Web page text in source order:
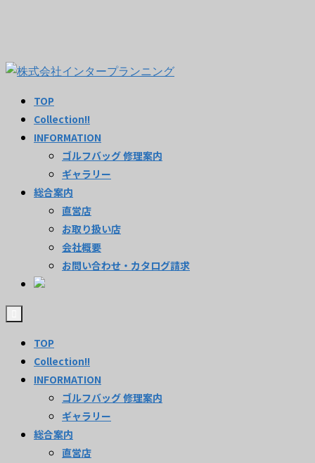
TOP
Collection!!
INFORMATION
ゴルフバッグ 修理案内
ギャラリー
総合案内
直営店
お取り扱い店
会社概要
お問い合わせ・カタログ請求
TOP
Collection!!
INFORMATION
ゴルフバッグ 修理案内
ギャラリー
総合案内
直営店